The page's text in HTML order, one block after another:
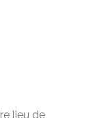
lieu de